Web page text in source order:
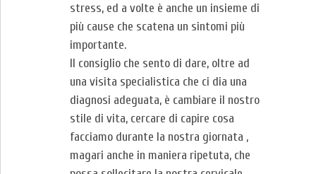
stress, ed a volte è anche un insieme di
più cause che scatena un sintomi più
importante.
Il consiglio che sento di dare, oltre ad
una visita specialistica che ci dia una
diagnosi adeguata, è cambiare il nostro
stile di vita, cercare di capire cosa
facciamo durante la nostra giornata ,
magari anche in maniera ripetuta, che